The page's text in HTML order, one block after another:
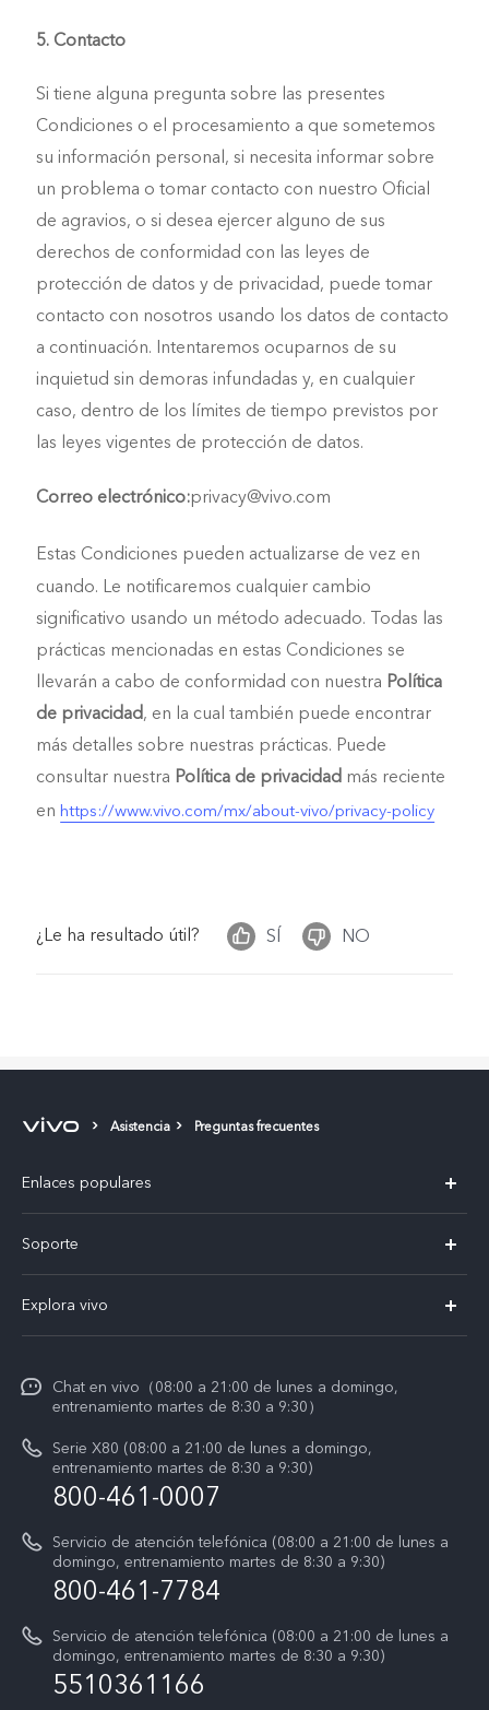
5. Contacto
Si tiene alguna pregunta sobre las presentes
Condiciones o el procesamiento a que sometemos
su información personal, si necesita informar sobre
un problema o tomar contacto con nuestro Oficial
de agravios, o si desea ejercer alguno de sus
derechos de conformidad con las leyes de
protección de datos y de privacidad, puede tomar
contacto con nosotros usando los datos de contacto
a continuación. Intentaremos ocuparnos de su
inquietud sin demoras infundadas y, en cualquier
caso, dentro de los límites de tiempo previstos por
las leyes vigentes de protección de datos.
Correo electrónico:privacy@vivo.com
Estas Condiciones pueden actualizarse de vez en
cuando. Le notificaremos cualquier cambio
significativo usando un método adecuado. Todas las
prácticas mencionadas en estas Condiciones se
llevarán a cabo de conformidad con nuestra Política
de privacidad, en la cual también puede encontrar
más detalles sobre nuestras prácticas. Puede
consultar nuestra Política de privacidad más reciente
enhttps://www.vivo.com/mx/about-vivo/privacy-policy
¿Le ha resultado útil? SÍ NO
Asistencia Preguntas frecuentes
Enlaces populares
V60 Lite 5G
Y29
Soporte
Funtouch OS
Centro de servicio
Consulta el Precio de los Repuestos
Manual de usuario
Actualización del sistema
Instrucciones de la garantía de vivo
Explora vivo
La vida en vivo
Acerca de nosotros
Avisos legales
Centro de privacidad de vivo
T&C X300 Pro
Chat en vivo（08:00 a 21:00 de lunes a domingo,
entrenamiento martes de 8:30 a 9:30）
Serie X80 (08:00 a 21:00 de lunes a domingo,
entrenamiento martes de 8:30 a 9:30)
800-461-0007
Servicio de atención telefónica (08:00 a 21:00 de lunes a
domingo, entrenamiento martes de 8:30 a 9:30)
800-461-7784
Servicio de atención telefónica (08:00 a 21:00 de lunes a
domingo, entrenamiento martes de 8:30 a 9:30)
5510361166